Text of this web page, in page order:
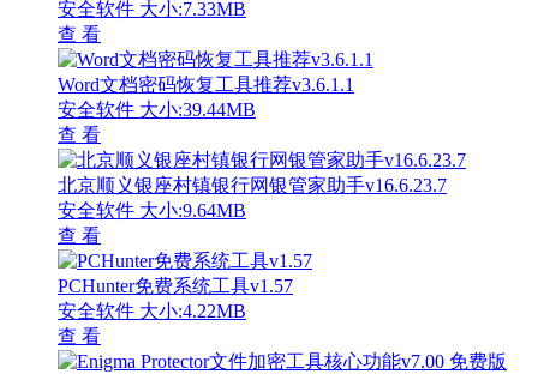
安全软件 大小:7.33MB
查 看
Word文档密码恢复工具推荐v3.6.1.1
安全软件 大小:39.44MB
查 看
北京顺义银座村镇银行网银管家助手v16.6.23.7
安全软件 大小:9.64MB
查 看
PCHunter免费系统工具v1.57
安全软件 大小:4.22MB
查 看